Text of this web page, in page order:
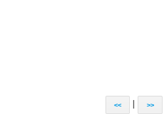
<< >>